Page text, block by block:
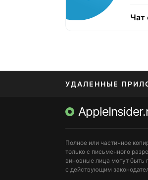
Чат
УДАЛЕННЫЕ
МЕССЕНДЖЕРЫ
Полное или частичное
только с письменного
виновные лица могут быть
с действующим